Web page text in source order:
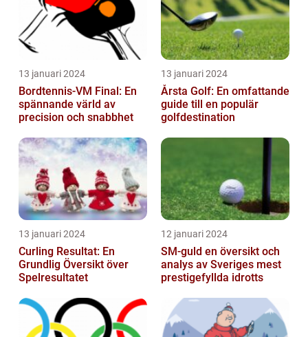
13 januari 2024
Bordtennis-VM Final: En
spännande värld av
precision och snabbhet
13 januari 2024
Årsta Golf: En omfattande
guide till en populär
golfdestination
13 januari 2024
Curling Resultat: En
Grundlig Översikt över
Spelresultatet
12 januari 2024
SM-guld en översikt och
analys av Sveriges mest
prestigefyllda idrotts